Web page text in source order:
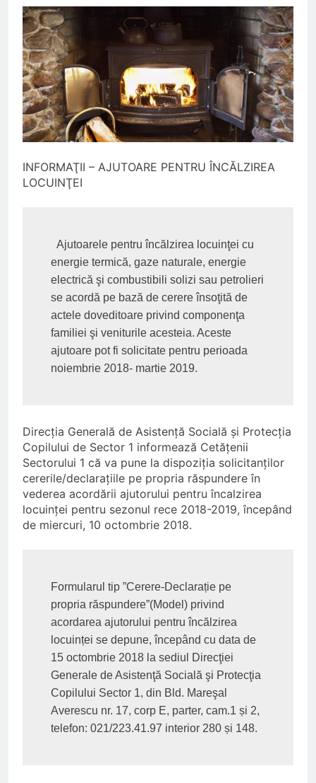
Mineriadei din 1990;
2 Săptămâni Ago
INPS ITALIA fraudat cu 12,5
milioane de euro;
O Lună Ago
Ajutoare pentru pensionari in
2026;
O Lună Ago
Pensionarii români care
continuă să muncească;
O Lună Ago
INFORMAŢII – AJUTOARE PENTRU ÎNCĂLZIREA
LOCUINŢEI
energie termică, gaze naturale, energie
electrică şi combustibili solizi sau petrolieri
se acordă pe bază de cerere însoţită de
actele doveditoare privind componenţa
familiei şi veniturile acesteia. Aceste
ajutoare pot fi solicitate pentru perioada
noiembrie 2018- martie 2019.
Direcţia Generală de Asistenţă Socială şi Protecţia
Copilului de Sector 1 informează Cetăţenii
Sectorului 1 că va pune la dispoziția solicitanților
cererile/declaraţiile pe propria răspundere în
vederea acordării ajutorului pentru încalzirea
locuinţei pentru sezonul rece 2018-2019, începând
de miercuri, 10 octombrie 2018.
Formularul tip ”Cerere-Declarație pe
propria răspundere”(Model) privind
acordarea ajutorului pentru încălzirea
locuinței se depune, începând cu data de
15 octombrie 2018 la sediul Direcţiei
Generale de Asistenţă Socială şi Protecţia
Copilului Sector 1, din Bld. Mareşal
Averescu nr. 17, corp E, parter, cam.1 și 2,
telefon: 021/223.41.97 interior 280 și 148.